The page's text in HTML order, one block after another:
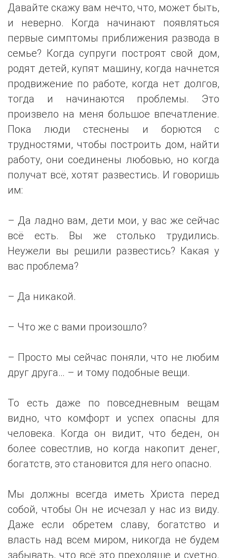
Давайте скажу вам нечто, что, может быть,
и неверно. Когда начинают появляться
первые симптомы приближения развода в
семье? Когда супруги построят свой дом,
родят детей, купят машину, когда начнется
продвижение по работе, когда нет долгов,
тогда и начинаются проблемы. Это
произвело на меня большое впечатление.
Пока люди стеснены и борются с
трудностями, чтобы построить дом, найти
работу, они соединены любовью, но когда
получат всё, хотят развестись. И говоришь
им:
– Да ладно вам, дети мои, у вас же сейчас
всё есть. Вы же столько трудились.
Неужели вы решили развестись? Какая у
вас проблема?
– Да никакой.
– Что же с вами произошло?
– Просто мы сейчас поняли, что не любим
друг друга… – и тому подобные вещи.
То есть даже по повседневным вещам
видно, что комфорт и успех опасны для
человека. Когда он видит, что беден, он
более совестлив, но когда накопит денег,
богатств, это становится для него опасно.
Мы должны всегда иметь Христа перед
собой, чтобы Он не исчезал у нас из виду.
Даже если обретем славу, богатство и
власть над всем миром, никогда не будем
забывать, что всё это преходяще и суетно.